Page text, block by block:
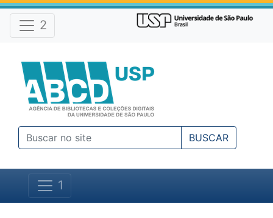
e Ferramentas do site
Ir para o conteúdo [1]
Ir para o menu [2]
Ir para a busca [3]
2
BUSCAR
1